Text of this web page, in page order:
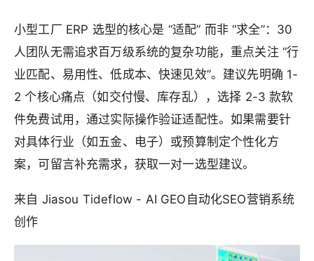
小型工厂 ERP 选型的核心是 “适配” 而非 “求全”：30
人团队无需追求百万级系统的复杂功能，重点关注 “行
业匹配、易用性、低成本、快速见效”。建议先明确 1-
2 个核心痛点（如交付慢、库存乱），选择 2-3 款软
件免费试用，通过实际操作验证适配性。如果需要针
对具体行业（如五金、电子）或预算制定个性化方
案，可留言补充需求，获取一对一选型建议。
来自 Jiasou Tideflow - AI GEO自动化SEO营销系统
创作